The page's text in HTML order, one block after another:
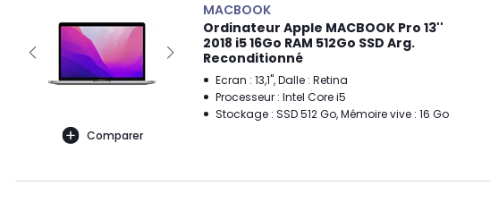
Comparer
MACBOOK
Ordinateur Apple MACBOOK Pro 13''
2018 i5 16Go RAM 512Go SSD Arg.
Reconditionné
Ecran : 13,1", Dalle : Retina
Processeur : Intel Core i5
Stockage : SSD 512 Go, Mémoire vive : 16 Go